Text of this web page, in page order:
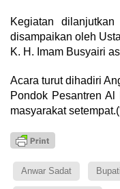
Kegiatan
disampaikan oleh
K. H. Imam Busyairi
Acara turut dihadiri
Pondok Pesantren
masyarakat
Anwar Sadat Bupati